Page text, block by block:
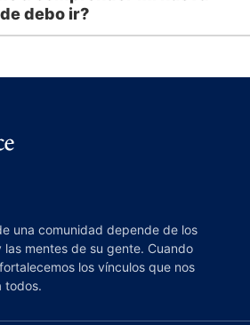
debo ir?
una comunidad depende de los
las mentes de su gente. Cuando
los vínculos que nos
todos.